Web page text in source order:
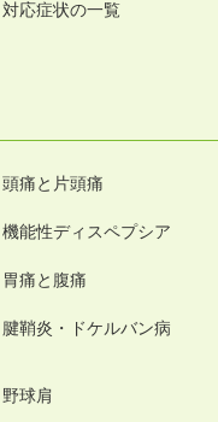
対応症状の一覧
頭痛と片頭痛
機能性ディスペプシア
胃痛と腹痛
腱鞘炎・ドケルバン病
野球肩